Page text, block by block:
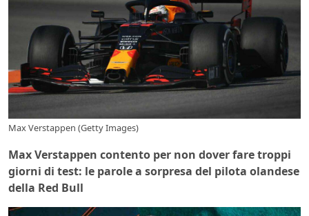
Max Verstappen (Getty Images)
Max Verstappen contento per non dover fare troppi
giorni di test: le parole a sorpresa del pilota olandese
della Red Bull